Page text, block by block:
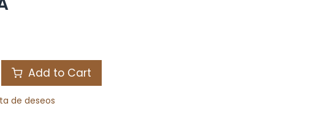
Add to Cart
de deseos